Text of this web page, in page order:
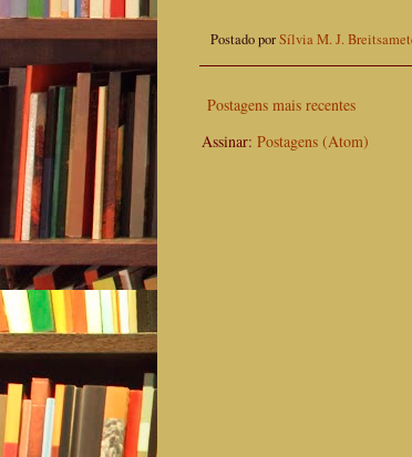
Postado porSílvia M. J.
Postagens mais recentes
Assinar: Postagens (Atom)